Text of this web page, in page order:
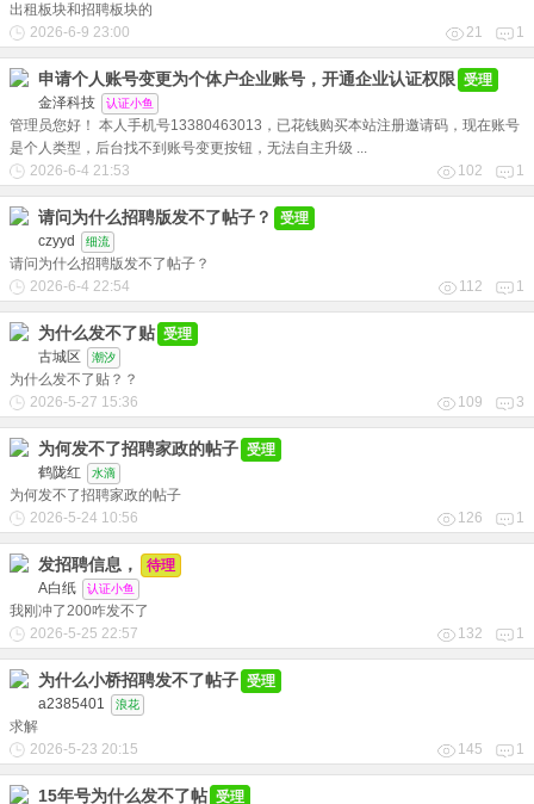
出租板块和招聘板块的
2026-6-9 23:00
21 1
申请个人账号变更为个体户企业账号，开通企业认证权限 受理
金泽科技
认证小鱼
管理员您好！ 本人手机号13380463013，已花钱购买本站注册邀请码，现在账号
是个人类型，后台找不到账号变更按钮，无法自主升级 ...
2026-6-4 21:53
102 1
请问为什么招聘版发不了帖子？
受理
czyyd
细流
请问为什么招聘版发不了帖子？
2026-6-4 22:54
112 1
为什么发不了贴 受理
古城区
潮汐
为什么发不了贴？？
2026-5-27 15:36
109 3
为何发不了招聘家政的帖子 受理
鹤陇红
水滴
为何发不了招聘家政的帖子
2026-5-24 10:56
126 1
发招聘信息，
待理
A白纸
认证小鱼
我刚冲了200咋发不了
2026-5-25 22:57
132 1
为什么小桥招聘发不了帖子 受理
a2385401
浪花
求解
2026-5-23 20:15
145 1
15年号为什么发不了帖 受理